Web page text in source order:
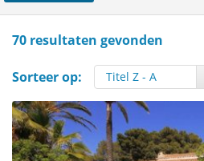
70 resultaten gevonden
Sorteer op: